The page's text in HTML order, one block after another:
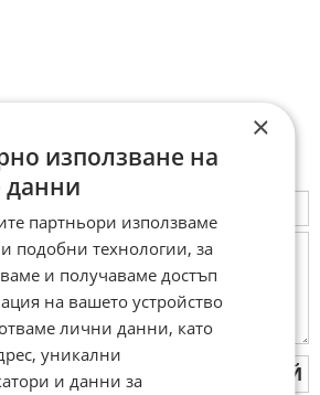
ПУБЛИКУВАЙ
×
използване на
партньори използваме
подобни технологии, за
и получаваме достъп
на вашето устройство
лични данни, като
уникални
и данни за